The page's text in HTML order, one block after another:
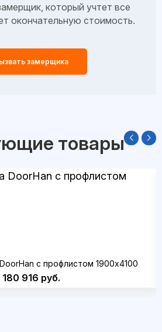
который учтет все
окончательную стоимость.
замерщика
товары
с профлистом 1900x4100
180 916 руб.